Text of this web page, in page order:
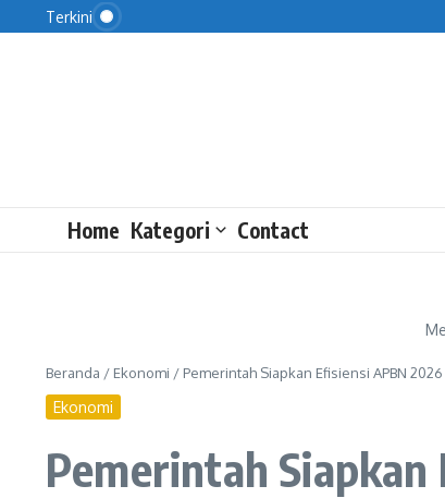
Lewati ke konten
Terkini
Home Kategori Contact
Beranda / Ekonomi / Pemerintah Siapkan Efisiensi APBN 2026
Ekonomi
Pemerintah